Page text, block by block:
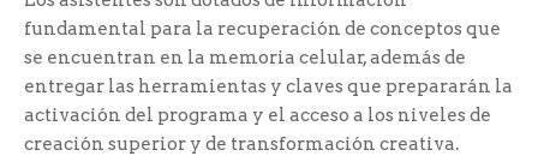
fundamental para la recuperación de conceptos que
se encuentran en la memoria celular, además de
entregar las herramientas y claves que prepararán la
activación del programa y el acceso a los niveles de
creación superior y de transformación creativa.